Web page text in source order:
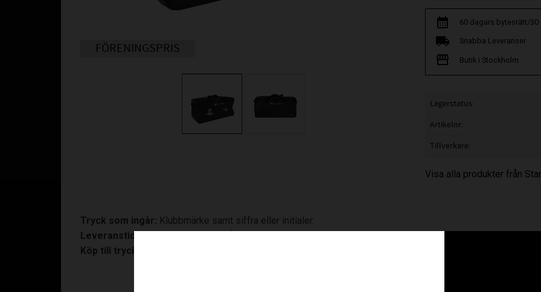
FÖRENINGSPRIS
60 dagars bytesrätt/
Snabba Leveranser
Butik i Stockholm
Lagerstatus
Artikelnr
Tillverkare
Visa alla produkter från
Tryck som ingår: Klubbmärke samt siffra eller initialer.
Leveranstid:
Köp till tryck: